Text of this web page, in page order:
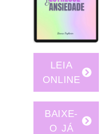
LEIA
ONLINE
BAIXE-
O JÁ